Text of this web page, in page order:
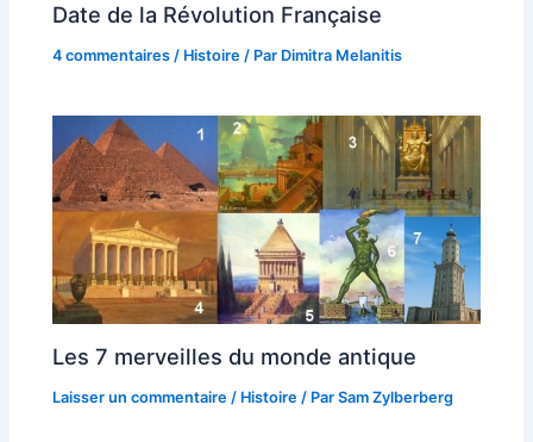
Date de la Révolution Française
4 commentaires / Histoire / Par Dimitra Melanitis
Les 7 merveilles du monde antique
Laisser un commentaire / Histoire / ParSam Zylberberg